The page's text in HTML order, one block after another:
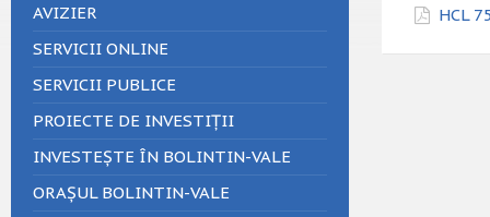
HCL
AVIZIER
SERVICII ONLINE
SERVICII PUBLICE
PROIECTE DE INVESTIȚII
INVESTEȘTE ÎN BOLINTIN-VALE
ORAȘUL BOLINTIN-VALE